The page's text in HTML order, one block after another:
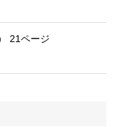
21ページ